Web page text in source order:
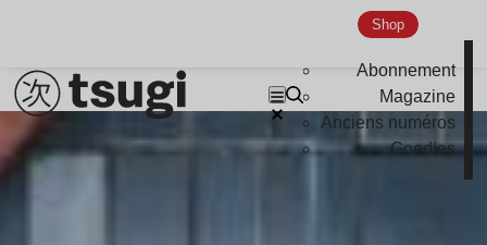
Shop
Abonnement
Magazine
Anciens numéros
Goodies
Lire l’article